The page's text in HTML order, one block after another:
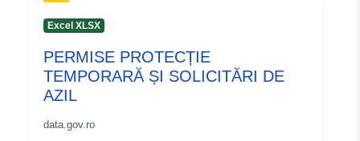
Excel XLSX
PERMISE PROTECȚIE
TEMPORARĂ ȘI SOLICITĂRI DE
AZIL
data.gov.ro